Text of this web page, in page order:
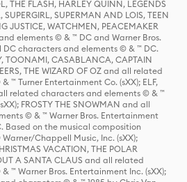
THE FLASH, HARLEY QUINN, LEGENDS
SUPERGIRL, SUPERMAN AND LOIS, TEEN
JUSTICE, WATCHMEN, PEACEMAKER
elements © & ™ DC and Warner Bros.
DC characters and elements © & ™ DC.
TOONAMI, CASABLANCA, CAPTAIN
THE WIZARD OF OZ and all related
™ Turner Entertainment Co. (sXX); ELF,
related characters and elements © & ™
FROSTY THE SNOWMAN and all
© & ™ Warner Bros. Entertainment
Based on the musical composition
Warner/Chappell Music, Inc. (sXX);
VACATION, THE POLAR
A SANTA CLAUS and all related
™ Warner Bros. Entertainment Inc. (sXX);